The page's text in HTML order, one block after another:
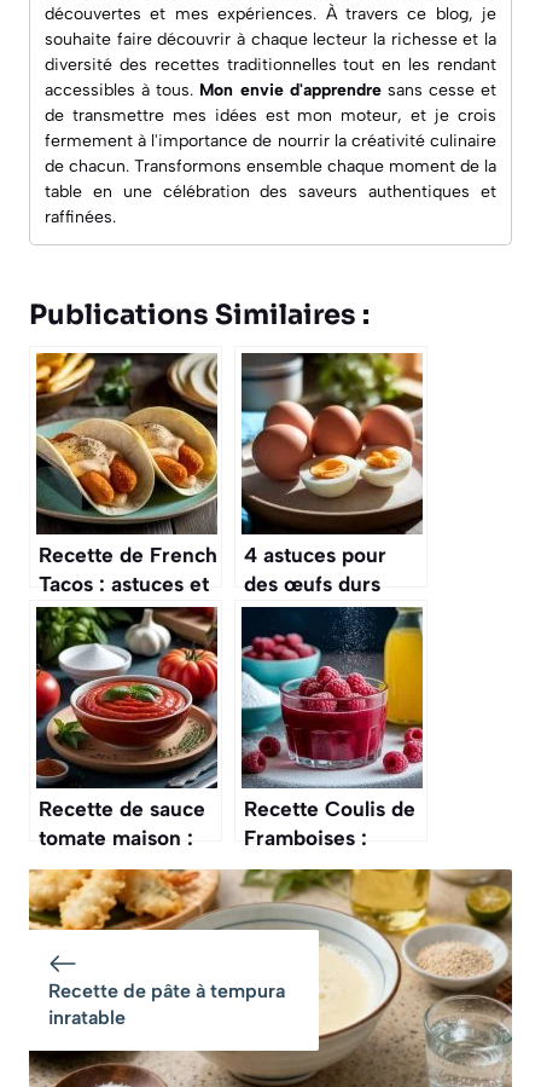
découvertes et mes expériences. À travers ce blog, je
souhaite faire découvrir à chaque lecteur la richesse et la
diversité des recettes traditionnelles tout en les rendant
accessibles à tous. Mon envie d'apprendresans cesse et
de transmettre mes idées est mon moteur, et je crois
fermement à l'importance de nourrir la créativité culinaire
de chacun. Transformons ensemble chaque moment de la
table en une célébration des saveurs authentiques et
raffinées.
Publications Similaires :
Recette de French
Tacos : astuces et
Préparation
Délicieuse
4 astuces pour
des œufs durs
parfaits à la
cuisson
Recette de sauce
tomate maison :
astuces et
préparation
Recette Coulis de
Framboises :
astuces et
Préparation Facile
Recette de pâte à tempura
inratable